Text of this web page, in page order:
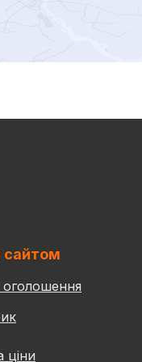
сайтом
ціни